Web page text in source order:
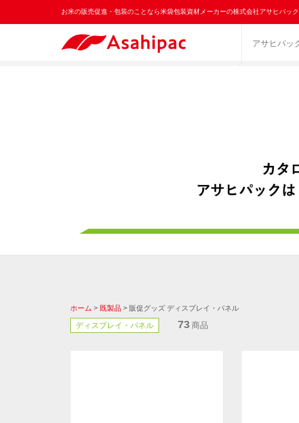
お米の販売促進・包装のことなら米袋包装資材メーカーの株式会社アサヒパック
アサヒパッ
ホーム > 既製品 > 販促グッズ ディスプレイ・パネル
ディスプレイ・パネル 73 商品